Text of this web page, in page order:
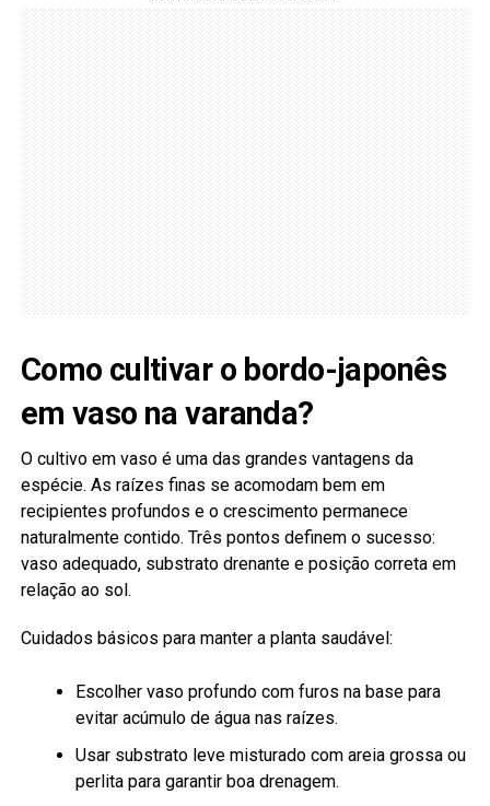
Como cultivar o bordo-japonês
em vaso na varanda?
O cultivo em vaso é uma das grandes vantagens da
espécie. As raízes finas se acomodam bem em
recipientes profundos e o crescimento permanece
naturalmente contido. Três pontos definem o sucesso:
vaso adequado, substrato drenante e posição correta em
relação ao sol.
Cuidados básicos para manter a planta saudável:
Escolher vaso profundo com furos na base para
evitar acúmulo de água nas raízes.
Usar substrato leve misturado com areia grossa ou
perlita para garantir boa drenagem.